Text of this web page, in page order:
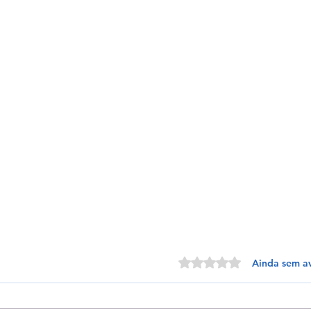
Avaliado com 0 de 5 estrelas.
Ainda sem